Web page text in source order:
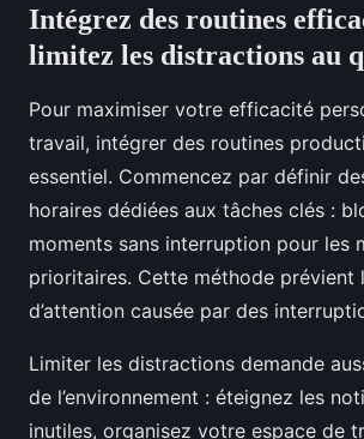
Intégrez des routines
limitez les distractions au
Pour maximiser votre efficacité
travail, intégrer des routines
essentiel. Commencez par définir
horaires dédiées aux tâches clés :
moments sans interruption pour les
prioritaires. Cette méthode prévient
d’attention causée par des
Limiter les distractions demande
de l’environnement : éteignez les
inutiles, organisez votre espace de